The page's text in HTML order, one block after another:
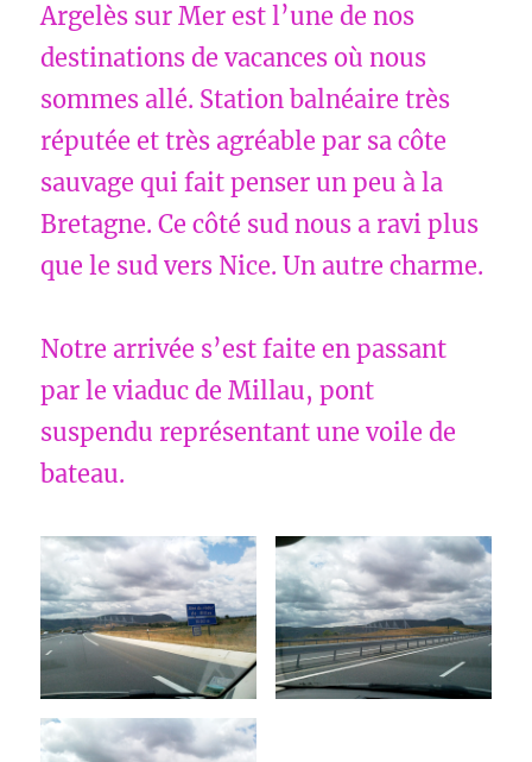
Argelès sur Mer est l’une de nos
destinations de vacances où nous
sommes allé. Station balnéaire très
réputée et très agréable par sa côte
sauvage qui fait penser un peu à la
Bretagne. Ce côté sud nous a ravi plus
que le sud vers Nice. Un autre charme.
Notre arrivée s’est faite en passant
par le viaduc de Millau, pont
suspendu représentant une voile de
bateau.